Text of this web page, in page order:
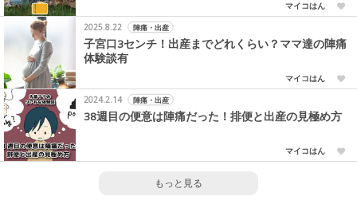
マイコはん
2025.8.22
陣痛・出産
子宮口3センチ！出産までどれくらい？ママ達の陣痛
体験談有
マイコはん
2024.2.14
陣痛・出産
38週目の便意は陣痛だった！排便と出産の見極め方
マイコはん
もっと見る